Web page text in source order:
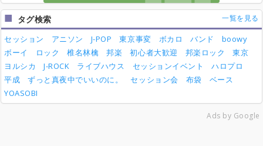
タグ検索 一覧を見る
セッション アニソン J-POP 東京事変 ボカロ バンド
boowy
ボーイ
ロック 椎名林檎 邦楽 初心者大歓迎 邦楽ロック
東京
ヨルシカ
J-ROCK ライブハウス セッションイベント
ハロプロ
平成
ずっと真夜中でいいのに。 セッション会 布袋
ベース
YOASOBI
Ads by Google